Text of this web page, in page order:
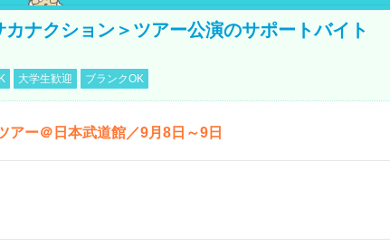
ナクション＞ツアー公演のサポートバイト
大学生歓迎 ブランクOK
アー＠日本武道館／9月8日～9日